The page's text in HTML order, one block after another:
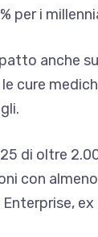
per i
anche
cure
di oltre
con